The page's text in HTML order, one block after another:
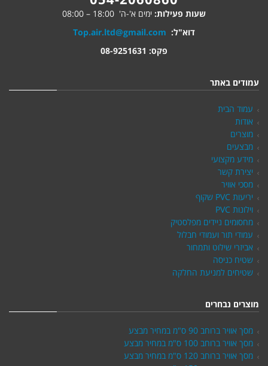
שעות פעילות: ימים א'-ה' 18:00 – 08:00
דוא"ל: Top.air.ltd@gmail.com
פקס: 08-9251631
עמודים באתר
עמוד הבית
אודות
מוצרים
מבצעים
מידע מקצועי
יצירת קשר
מסכי אוויר
יריעות PVC שקוף
וילונות PVC
מחסומים ניידים מפלסטיק
עמודי תור ועמודי חבלול
אביזרי שילוט ותמחור
שטיח כניסה
שטיחים למניעת החלקה
מוצרים נבחרים
מסך אוויר ברוחב 90 ס"מ במחיר מבצע
מסך אוויר ברוחב 100 ס"מ במחיר מבצע
מסך אוויר ברוחב 120 ס"מ במחיר מבצע